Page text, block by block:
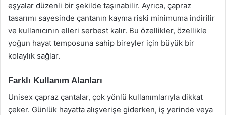
eşyalar düzenli bir şekilde taşınabilir. Ayrıca, çapraz
tasarımı sayesinde çantanın kayma riski minimuma indirilir
ve kullanıcının elleri serbest kalır. Bu özellikler, özellikle
yoğun hayat temposuna sahip bireyler için büyük bir
kolaylık sağlar.
Farklı Kullanım Alanları
Unisex çapraz çantalar, çok yönlü kullanımlarıyla dikkat
çeker. Günlük hayatta alışverişe giderken, iş yerinde veya